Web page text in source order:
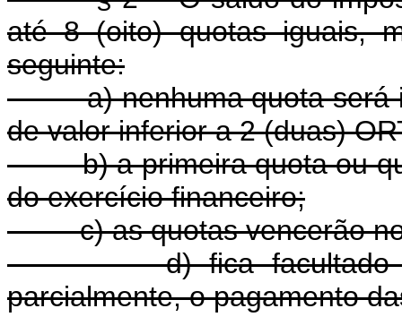
até 8 (oito) quotas iguais,
seguinte:
a) nenhuma quota será
de valor inferior a 2 (duas)
b) a primeira quota ou
do exercício financeiro;
c) as quotas vencerão no
d) fica facultado ao
parcialmente, o pagamento